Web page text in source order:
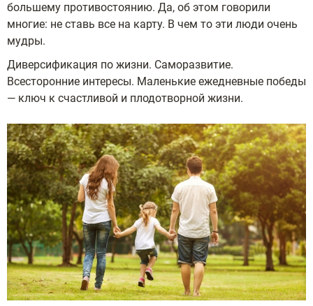
большему противостоянию. Да, об этом говорили
многие: не ставь все на карту. В чем то эти люди очень
мудры.
Диверсификация по жизни. Саморазвитие.
Всесторонние интересы. Маленькие ежедневные победы
— ключ к счастливой и плодотворной жизни.